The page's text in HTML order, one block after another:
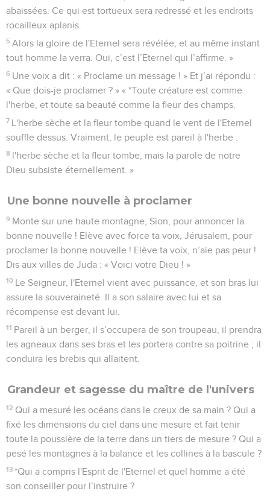
abaissées. Ce qui est tortueux sera redressé et les endroits
rocailleux aplanis.
5 Alors la gloire de l'Eternel sera révélée, et au même instant
tout homme la verra. Oui, c’est l’Eternel qui l’affirme. »
6 Une voix a dit : « Proclame un message ! » Et j’ai répondu :
« Que dois-je proclamer ? » « *Toute créature est comme
l'herbe, et toute sa beauté comme la fleur des champs.
7 L'herbe sèche et la fleur tombe quand le vent de l'Eternel
souffle dessus. Vraiment, le peuple est pareil à l'herbe :
8 l'herbe sèche et la fleur tombe, mais la parole de notre
Dieu subsiste éternellement. »
Une bonne nouvelle à proclamer
9 Monte sur une haute montagne, Sion, pour annoncer la
bonne nouvelle ! Elève avec force ta voix, Jérusalem, pour
proclamer la bonne nouvelle ! Elève ta voix, n’aie pas peur !
Dis aux villes de Juda : « Voici votre Dieu ! »
10 Le Seigneur, l'Eternel vient avec puissance, et son bras lui
assure la souveraineté. Il a son salaire avec lui et sa
récompense est devant lui.
11 Pareil à un berger, il s’occupera de son troupeau, il prendra
les agneaux dans ses bras et les portera contre sa poitrine ; il
conduira les brebis qui allaitent.
Grandeur et sagesse du maître de l'univers
12 Qui a mesuré les océans dans le creux de sa main ? Qui a
fixé les dimensions du ciel dans une mesure et fait tenir
toute la poussière de la terre dans un tiers de mesure ? Qui a
pesé les montagnes à la balance et les collines à la bascule ?
13 *Qui a compris l'Esprit de l'Eternel et quel homme a été
son conseiller pour l’instruire ?